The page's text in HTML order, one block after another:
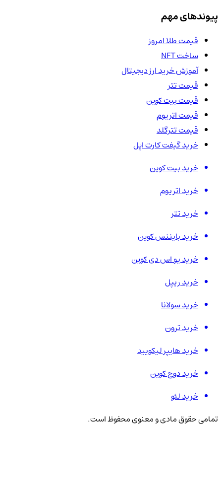
پیوندهای مهم
قیمت طلا امروز
ساخت NFT
آموزش خرید ارز دیجیتال
قیمت تتر
قیمت بیت کوین
قیمت اتریوم
قیمت تترگلد
خرید گیفت کارت اپل
خرید بیت کوین
خرید اتریوم
خرید تتر
خرید بایننس کوین
خرید یو اس دی کوین
خرید ریپل
خرید سولانا
خرید ترون
خرید هایپر لیکویید
خرید دوج کوین
خرید لئو
تمامی حقوق مادی و معنوی محفوظ است.